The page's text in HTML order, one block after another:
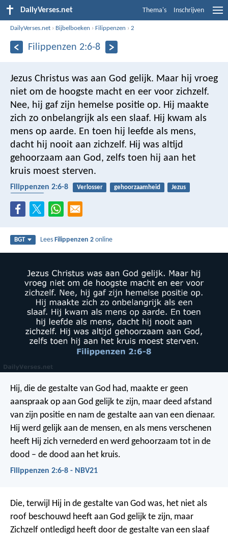
DailyVerses.net Thema's Inschrijven
DailyVerses.net › Bijbelboeken ›Filippenzen ›2
Filippenzen 2:6-8
Jezus Christus was aan God gelijk. Maar hij vroeg
niet om de hoogste macht en eer voor zichzelf.
Nee, hij gaf zijn hemelse positie op. Hij maakte
zich zo onbelangrijk als een slaaf. Hij kwam als
mens op aarde. En toen hij leefde als mens,
dacht hij nooit aan zichzelf. Hij was altijd
gehoorzaam aan God, zelfs toen hij aan het
kruis moest sterven.
Filippenzen 2:6-8 Verlosser gehoorzaamheid
Jezus
BGT LeesFilippenzen 2 online
Hij, die de gestalte van God had, maakte er geen
aanspraak op aan God gelijk te zijn, maar deed afstand
van zijn positie en nam de gestalte aan van een dienaar.
Hij werd gelijk aan de mensen, en als mens verschenen
heeft Hij zich vernederd en werd gehoorzaam tot in de
dood – de dood aan het kruis.
Filippenzen 2:6-8 - NBV21
Die, terwijl Hij in de gestalte van God was, het niet als
roof beschouwd heeft aan God gelijk te zijn, maar
Zichzelf ontledigd heeft door de gestalte van een slaaf